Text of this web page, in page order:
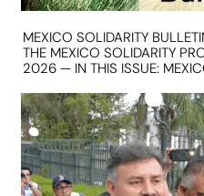
MEXICO SOLIDARITY
THE MEXICO SOLIDARITY
2026 — IN THIS ISSUE: